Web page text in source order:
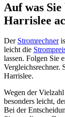
Auf was
Harrislee
Der Stromrechner
leicht die
lassen. Folgen Sie
Vergleichsrechner.
Harrislee.
Wegen der
besonders leicht,
Bei der